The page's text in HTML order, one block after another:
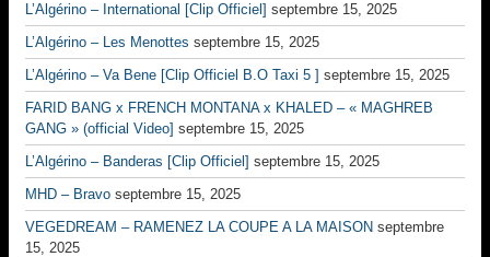
L’Algérino – International [Clip Officiel] septembre 15, 2025
L’Algérino – Les Menottes septembre 15, 2025
L’Algérino – Va Bene [Clip Officiel B.O Taxi 5 ] septembre 15, 2025
FARID BANG x FRENCH MONTANA x KHALED – « MAGHREB
GANG » (official Video] septembre 15, 2025
L’Algérino – Banderas [Clip Officiel] septembre 15, 2025
MHD – Bravo septembre 15, 2025
VEGEDREAM – RAMENEZ LA COUPE A LA MAISON septembre
15, 2025